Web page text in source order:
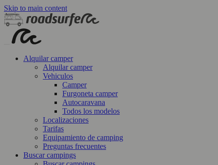
Skip to main content
Alquilar camper
Alquilar camper
Vehiculos
Camper
Furgoneta camper
Autocaravana
Todos los modelos
Localizaciones
Tarifas
Equipamiento de camping
Preguntas frecuentes
Buscar campings